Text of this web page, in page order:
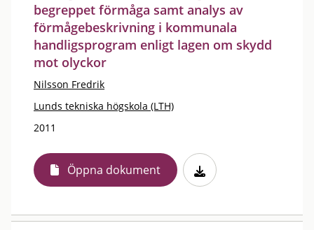
begreppet förmåga samt analys av
förmågebeskrivning i kommunala
handligsprogram enligt lagen om skydd
mot olyckor
Nilsson Fredrik
Lunds tekniska högskola (LTH)
2011
Öppna dokument